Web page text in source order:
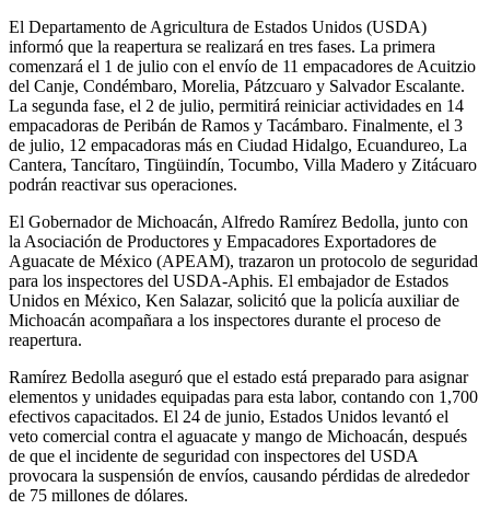
El Departamento de Agricultura de Estados Unidos (USDA)
informó que la reapertura se realizará en tres fases. La primera
comenzará el 1 de julio con el envío de 11 empacadores de Acuitzio
del Canje, Condémbaro, Morelia, Pátzcuaro y Salvador Escalante.
La segunda fase, el 2 de julio, permitirá reiniciar actividades en 14
empacadoras de Peribán de Ramos y Tacámbaro. Finalmente, el 3
de julio, 12 empacadoras más en Ciudad Hidalgo, Ecuandureo, La
Cantera, Tancítaro, Tingüindín, Tocumbo, Villa Madero y Zitácuaro
podrán reactivar sus operaciones.
El Gobernador de Michoacán, Alfredo Ramírez Bedolla, junto con
la Asociación de Productores y Empacadores Exportadores de
Aguacate de México (APEAM), trazaron un protocolo de seguridad
para los inspectores del USDA-Aphis. El embajador de Estados
Unidos en México, Ken Salazar, solicitó que la policía auxiliar de
Michoacán acompañara a los inspectores durante el proceso de
reapertura.
Ramírez Bedolla aseguró que el estado está preparado para asignar
elementos y unidades equipadas para esta labor, contando con 1,700
efectivos capacitados. El 24 de junio, Estados Unidos levantó el
veto comercial contra el aguacate y mango de Michoacán, después
de que el incidente de seguridad con inspectores del USDA
provocara la suspensión de envíos, causando pérdidas de alrededor
de 75 millones de dólares.